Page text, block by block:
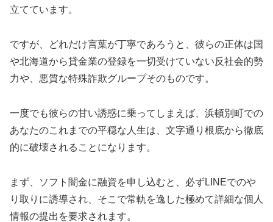
立てています。
ですが、どれだけ言葉が丁寧であろうと、彼らの正体は国
や北海道から貸金業の登録を一切受けていない反社会的勢
力や、悪質な特殊詐欺グループそのものです。
一度でも彼らの甘い誘惑に乗ってしまえば、浜頓別町での
あなたのこれまでの平穏な人生は、文字通り根底から徹底
的に破壊されることになります。
まず、ソフト闇金に融資を申し込むと、必ずLINEでのや
り取りに誘導され、そこで常軌を逸した極めて詳細な個人
情報の提出を要求されます。